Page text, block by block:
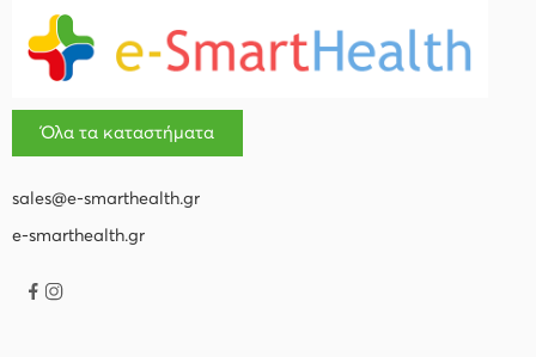
Όλα τα καταστήματα
sales@e-smarthealth.gr
e-smarthealth.gr